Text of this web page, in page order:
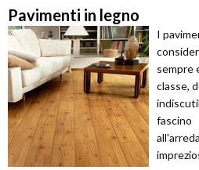
Pavimenti in legno
I
sempre
classe,
fascino